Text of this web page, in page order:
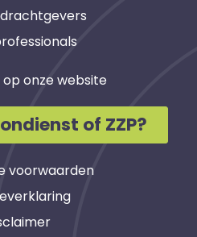
onze website
of ZZP?
voorwaarden